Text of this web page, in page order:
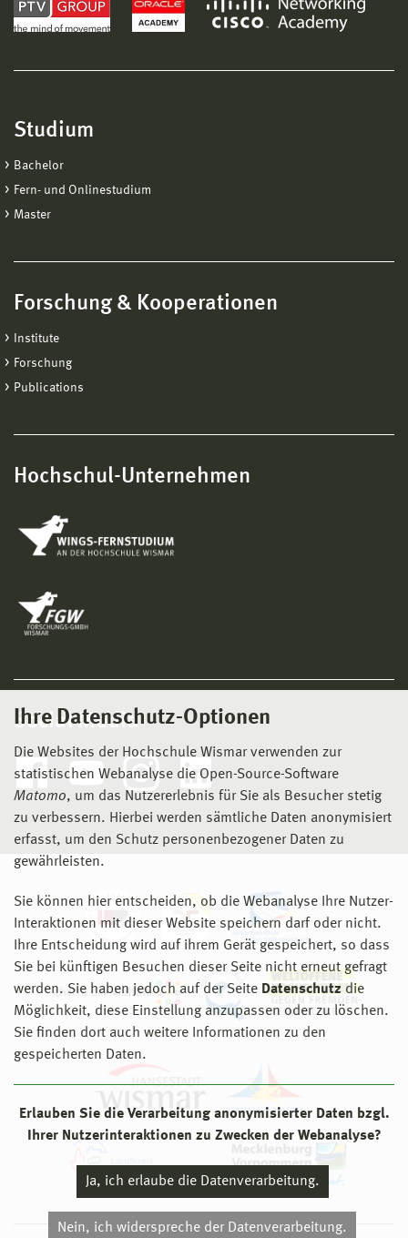
Ihre Datenschutz-Optionen
Die Websites der Hochschule Wismar verwenden zur
statistischen Webanalyse die Open-Source-Software
Matomo, um das Nutzererlebnis für Sie als Besucher stetig
zu verbessern. Hierbei werden sämtliche Daten anonymisiert
erfasst, um den Schutz personenbezogener Daten zu
gewährleisten.
Sie können hier entscheiden, ob die Webanalyse Ihre Nutzer-
Interaktionen mit dieser Website speichern darf oder nicht.
Ihre Entscheidung wird auf ihrem Gerät gespeichert, so dass
Sie bei künftigen Besuchen dieser Seite nicht erneut gefragt
werden. Sie haben jedoch auf der Seite Datenschutz die
Möglichkeit, diese Einstellung anzupassen oder zu löschen.
Sie finden dort auch weitere Informationen zu den
gespeicherten Daten.
Erlauben Sie die Verarbeitung anonymisierter Daten bzgl.
Ihrer Nutzerinteraktionen zu Zwecken der Webanalyse?
Ja, ich erlaube die Datenverarbeitung.
Nein, ich widerspreche der Datenverarbeitung.
Studium
Bachelor
Fern- und Onlinestudium
Master
Forschung & Kooperationen
Institute
Forschung
Publications
Hochschul-Unternehmen
Social Media